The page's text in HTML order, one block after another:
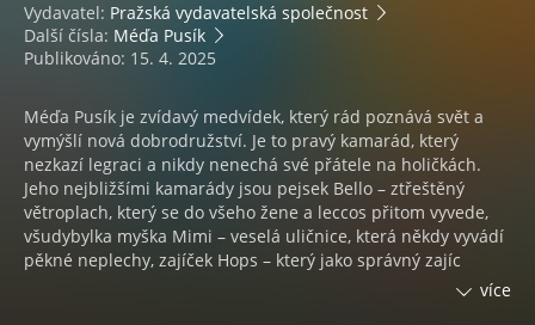
Vydavatel: Pražská vydavatelská společnost
Další čísla: Méďa Pusík
Publikováno: 15. 4. 2025
Méďa Pusík je zvídavý medvídek, který rád poznává svět a
vymýšlí nová dobrodružství. Je to pravý kamarád, který
nezkazí legraci a nikdy nenechá své přátele na holičkách.
Jeho nejbližšími kamarády jsou pejsek Bello – ztřeštěný
větroplach, který se do všeho žene a leccos přitom vyvede,
všudybylka myška Mimi – veselá uličnice, která někdy vyvádí
pěkné neplechy, zajíček Hops – který jako správný zajíc
rychleji skáče a mluví, než přemýšlí, a kočička Mau – která se
více